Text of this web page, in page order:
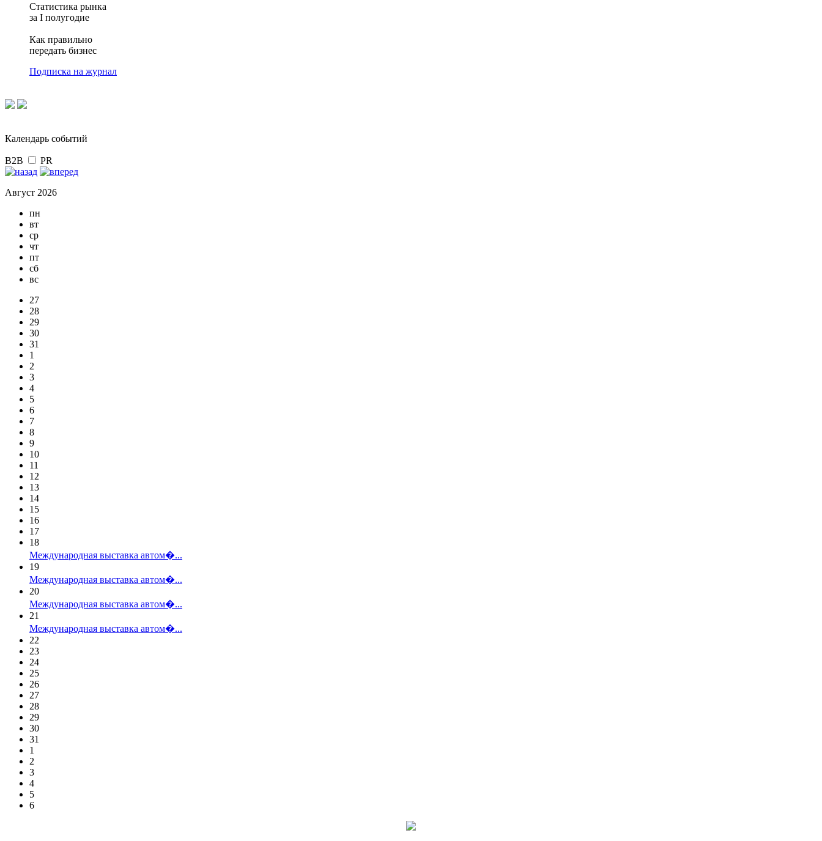
Статистика рынка
за I полугодие
Как правильно
передать бизнес
Подписка на журнал
Календарь событий
B2B PR
Август 2026
пн
вт
ср
чт
пт
сб
вс
27
28
29
30
31
1
2
3
4
5
6
7
8
9
10
11
12
13
14
15
16
17
18
Международная выставка автом�...
19
Международная выставка автом�...
20
Международная выставка автом�...
21
Международная выставка автом�...
22
23
24
25
26
27
28
29
30
31
1
2
3
4
5
6